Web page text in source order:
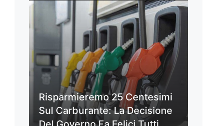
Risparmieremo 25 Centesimi
Sul Carburante: La Decisione